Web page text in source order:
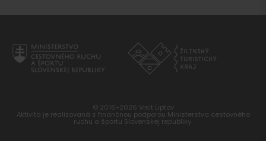
© 2016-2026 Visit Liptov
Aktivita je realizovaná s finančnou podporou Ministerstva cestovného
ruchu a športu Slovenskej republiky.